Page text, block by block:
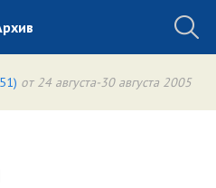
от 24 августа-30 августа 2005